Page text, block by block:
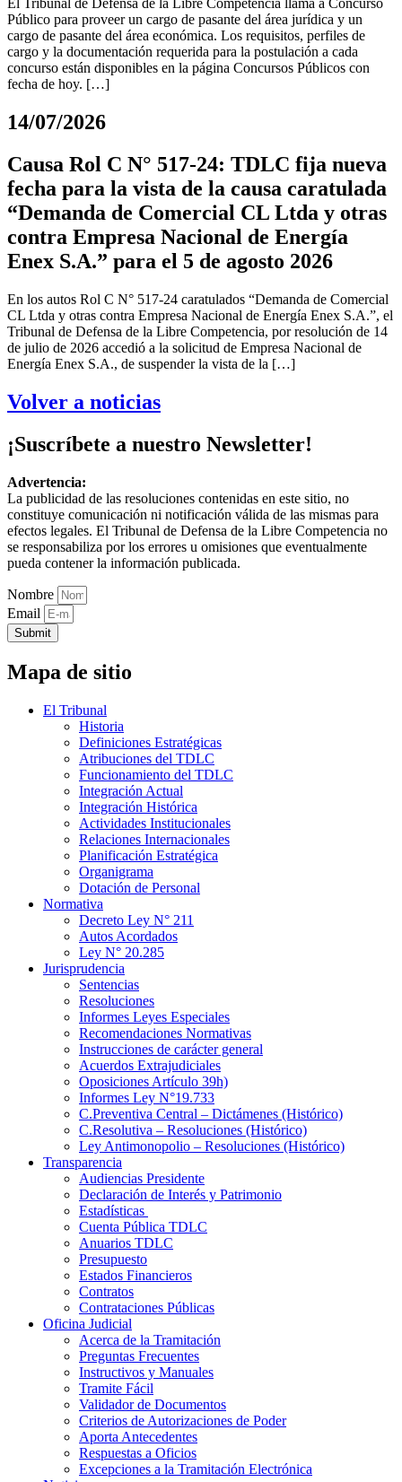
El Tribunal de Defensa de la Libre Competencia llama a Concurso
Público para proveer un cargo de pasante del área jurídica y un
cargo de pasante del área económica. Los requisitos, perfiles de
cargo y la documentación requerida para la postulación a cada
concurso están disponibles en la página Concursos Públicos con
fecha de hoy. […]
14/07/2026
Causa Rol C N° 517-24: TDLC fija nueva
fecha para la vista de la causa caratulada
“Demanda de Comercial CL Ltda y otras
contra Empresa Nacional de Energía
Enex S.A.” para el 5 de agosto 2026
En los autos Rol C N° 517-24 caratulados “Demanda de Comercial
CL Ltda y otras contra Empresa Nacional de Energía Enex S.A.”, el
Tribunal de Defensa de la Libre Competencia, por resolución de 14
de julio de 2026 accedió a la solicitud de Empresa Nacional de
Energía Enex S.A., de suspender la vista de la […]
Volver a noticias
¡Suscríbete a nuestro Newsletter!
Advertencia:
La publicidad de las resoluciones contenidas en este sitio, no
constituye comunicación ni notificación válida de las mismas para
efectos legales. El Tribunal de Defensa de la Libre Competencia no
se responsabiliza por los errores u omisiones que eventualmente
pueda contener la información publicada.
Nombre
Email
Submit
Mapa de sitio
El Tribunal
Historia
Definiciones Estratégicas
Atribuciones del TDLC
Funcionamiento del TDLC
Integración Actual
Integración Histórica
Actividades Institucionales
Relaciones Internacionales
Planificación Estratégica
Organigrama
Dotación de Personal
Normativa
Decreto Ley N° 211
Autos Acordados
Ley N° 20.285
Jurisprudencia
Sentencias
Resoluciones
Informes Leyes Especiales
Recomendaciones Normativas
Instrucciones de carácter general
Acuerdos Extrajudiciales
Oposiciones Artículo 39h)
Informes Ley N°19.733
C.Preventiva Central – Dictámenes (Histórico)
C.Resolutiva – Resoluciones (Histórico)
Ley Antimonopolio – Resoluciones (Histórico)
Transparencia
Audiencias Presidente
Declaración de Interés y Patrimonio
Estadísticas
Cuenta Pública TDLC
Anuarios TDLC
Presupuesto
Estados Financieros
Contratos
Contrataciones Públicas
Oficina Judicial
Acerca de la Tramitación
Preguntas Frecuentes
Instructivos y Manuales
Tramite Fácil
Validador de Documentos
Criterios de Autorizaciones de Poder
Aporta Antecedentes
Respuestas a Oficios
Excepciones a la Tramitación Electrónica